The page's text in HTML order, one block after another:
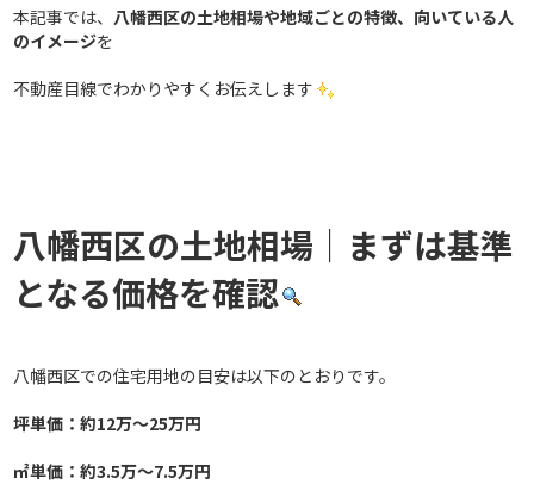
本記事では、八幡西区の土地相場や地域ごとの特徴、向いている人
のイメージを
不動産目線でわかりやすくお伝えします
八幡西区の土地相場｜まずは基準
となる価格を確認
八幡西区での住宅用地の目安は以下のとおりです。
坪単価：約12万〜25万円
㎡単価：約3.5万〜7.5万円